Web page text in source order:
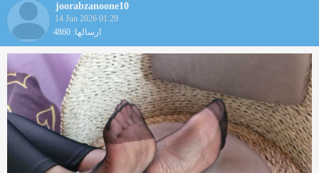
joorabzanoone10
14 Jun 2026 01:29
ارسالها: 4860